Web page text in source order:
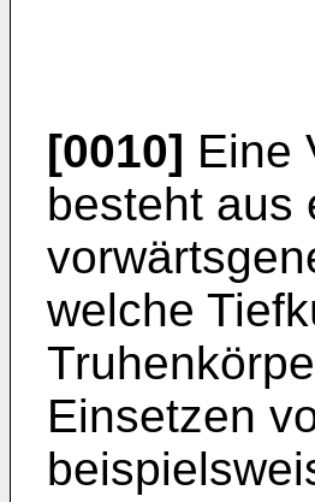
[0010] Eine
besteht aus
welche
Einsetzen